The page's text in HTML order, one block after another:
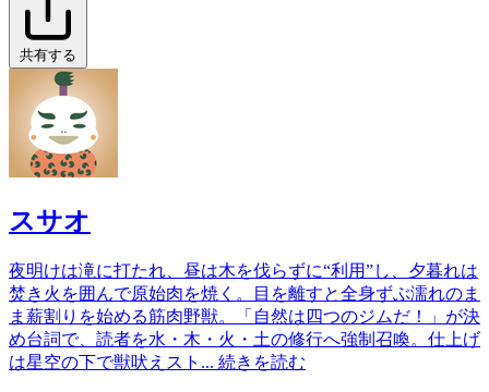
共有する
スサオ
夜明けは滝に打たれ、昼は木を伐らずに“利用”し、夕暮れは
焚き火を囲んで原始肉を焼く。目を離すと全身ずぶ濡れのま
ま薪割りを始める筋肉野獣。「自然は四つのジムだ！」が決
め台詞で、読者を水・木・火・土の修行へ強制召喚。仕上げ
は星空の下で獣吠えスト... 続きを読む